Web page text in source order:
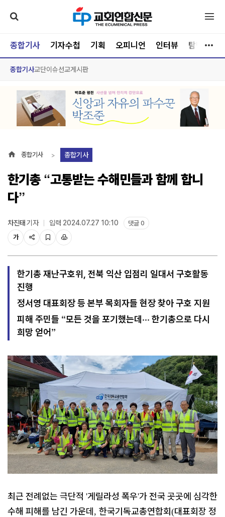
종합기사 기자수첩 기획 오피니언 인터뷰 탐방
종합기사교단이슈선교게시판
종합기사 종합기사
한기총 “고통받는 수해민들과 함께 합니
다”
차진태 기자 입력 2024.07.27 10:10
댓글 0
가
한기총 재난구호위, 전북 익산 입점리 일대서 구호활동
진행
정서영 대표회장 등 본부 목회자들 현장 찾아 구호 지원
피해 주민들 “모든 것을 포기했는데··· 한기총으로 다시
희망 얻어”
최근 전례없는 극단적 '게릴라성 폭우'가 전국 곳곳에 심각한
수해 피해를 남긴 가운데, 한국기독교총연합회(대표회장 정